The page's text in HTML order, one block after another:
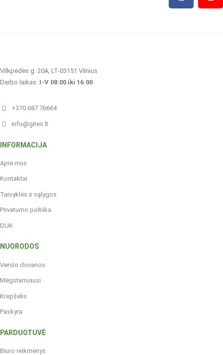
Vilkpėdės g. 20A, LT-03151 Vilnius
Darbo laikas: I-V 08:00 iki 16:00
+370 687 76664
info@gites.lt
INFORMACIJA
Apie mus
Kontaktai
Taisyklės ir sąlygos
Privatumo poltiika
DUK
NUORODOS
Verslo dovanos
Mėgstamiausi
Krepšelis
Paskyra
PARDUOTUVĖ
Biuro reikmenys